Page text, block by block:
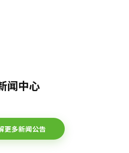
闻中心
更多新闻公告